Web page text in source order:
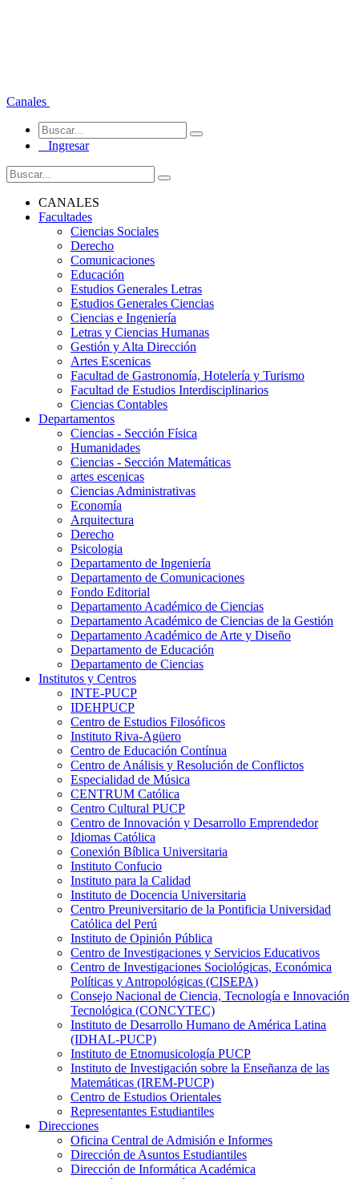
Canales
Ingresar
CANALES
Facultades
Ciencias Sociales
Derecho
Comunicaciones
Educación
Estudios Generales Letras
Estudios Generales Ciencias
Ciencias e Ingeniería
Letras y Ciencias Humanas
Gestión y Alta Dirección
Artes Escenicas
Facultad de Gastronomía, Hotelería y Turismo
Facultad de Estudios Interdisciplinarios
Ciencias Contables
Departamentos
Ciencias - Sección Física
Humanidades
Ciencias - Sección Matemáticas
artes escenicas
Ciencias Administrativas
Economía
Arquitectura
Derecho
Psicologia
Departamento de Ingeniería
Departamento de Comunicaciones
Fondo Editorial
Departamento Académico de Ciencias
Departamento Académico de Ciencias de la Gestión
Departamento Académico de Arte y Diseño
Departamento de Educación
Departamento de Ciencias
Institutos y Centros
INTE-PUCP
IDEHPUCP
Centro de Estudios Filosóficos
Instituto Riva-Agüero
Centro de Educación Contínua
Centro de Análisis y Resolución de Conflictos
Especialidad de Música
CENTRUM Católica
Centro Cultural PUCP
Centro de Innovación y Desarrollo Emprendedor
Idiomas Católica
Conexión Bíblica Universitaria
Instituto Confucio
Instituto para la Calidad
Instituto de Docencia Universitaria
Centro Preuniversitario de la Pontificia Universidad
Católica del Perú
Instituto de Opinión Pública
Centro de Investigaciones y Servicios Educativos
Centro de Investigaciones Sociológicas, Económica
Políticas y Antropológicas (CISEPA)
Consejo Nacional de Ciencia, Tecnología e Innovación
Tecnológica (CONCYTEC)
Instituto de Desarrollo Humano de América Latina
(IDHAL-PUCP)
Instituto de Etnomusicología PUCP
Instituto de Investigación sobre la Enseñanza de las
Matemáticas (IREM-PUCP)
Centro de Estudios Orientales
Representantes Estudiantiles
Direcciones
Oficina Central de Admisión e Informes
Dirección de Asuntos Estudiantiles
Dirección de Informática Académica